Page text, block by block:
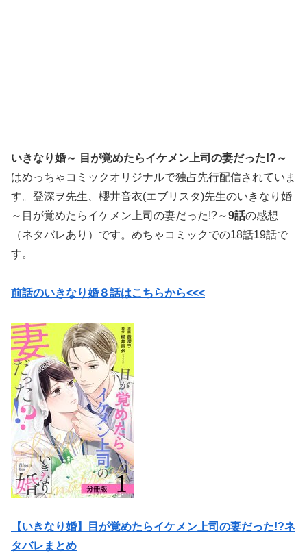
いきなり婚～ 目が覚めたらイケメン上司の妻だった!?～
はめっちゃコミックオリジナルで独占先行配信されていま
す。 登深ヲ先生、 櫻井音衣(エブリスタ)先生のいきなり婚
～目が覚めたらイケメン上司の妻だった!?～9話の感想
（ネタバレあり）です。めちゃコミックでの18話19話で
す。
前話のいきなり婚８話はこちらから<<<
【いきなり婚】目が覚めたらイケメン上司の妻だった!?ネ
タバレまとめ